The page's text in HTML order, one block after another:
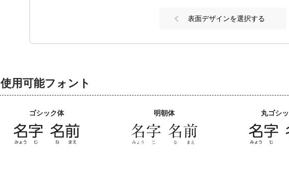
表面デザインを選択する
使用可能フォント
ゴシック体 明朝体 丸ゴシ